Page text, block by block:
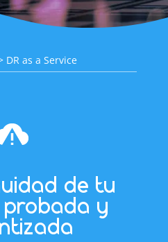
DR as a Service
de tu
probada y